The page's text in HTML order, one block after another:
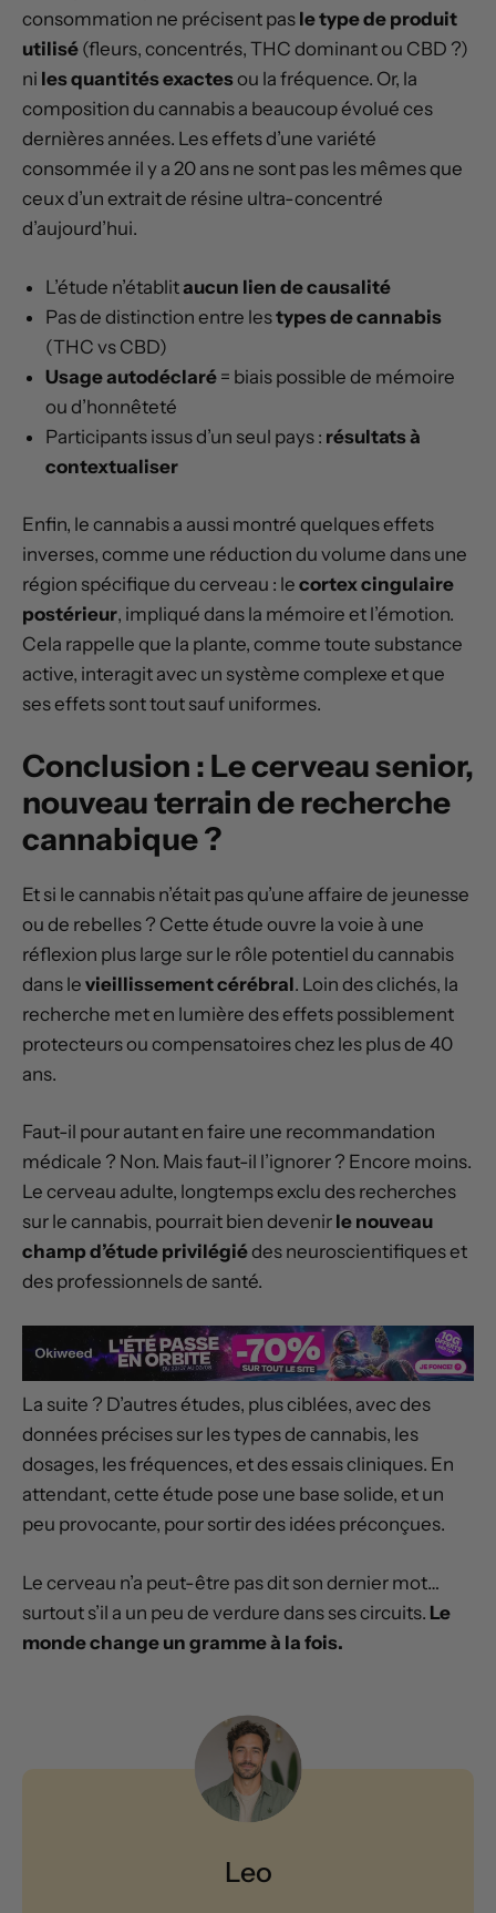
consommation ne précisent pas le type de produit
utilisé (fleurs, concentrés, THC dominant ou CBD ?)
ni les quantités exactesou la fréquence. Or, la
composition du cannabis a beaucoup évolué ces
dernières années. Les effets d’une variété
consommée il y a 20 ans ne sont pas les mêmes que
ceux d’un extrait de résine ultra-concentré
d’aujourd’hui.
L’étude n’établitaucun lien de causalité
Pas de distinction entre lestypes de cannabis
(THC vs CBD)
Usage autodéclaré = biais possible de mémoire
ou d’honnêteté
Participants issus d’un seul pays : résultats à
contextualiser
Enfin, le cannabis a aussi montré quelques effets
inverses, comme une réduction du volume dans une
région spécifique du cerveau : le cortex cingulaire
postérieur, impliqué dans la mémoire et l’émotion.
Cela rappelle que la plante, comme toute substance
active, interagit avec un système complexe et que
ses effets sont tout sauf uniformes.
Conclusion : Le cerveau senior,
nouveau terrain de recherche
cannabique ?
Et si le cannabis n’était pas qu’une affaire de jeunesse
ou de rebelles ? Cette étude ouvre la voie à une
réflexion plus large sur le rôle potentiel du cannabis
dans le vieillissement cérébral. Loin des clichés, la
recherche met en lumière des effets possiblement
protecteurs ou compensatoires chez les plus de 40
ans.
Faut-il pour autant en faire une recommandation
médicale ? Non. Mais faut-il l’ignorer ? Encore moins.
Le cerveau adulte, longtemps exclu des recherches
sur le cannabis, pourrait bien devenir le nouveau
champ d’étude privilégiédes neuroscientifiques et
des professionnels de santé.
La suite ? D’autres études, plus ciblées, avec des
données précises sur les types de cannabis, les
dosages, les fréquences, et des essais cliniques. En
attendant, cette étude pose une base solide, et un
peu provocante, pour sortir des idées préconçues.
Le cerveau n’a peut-être pas dit son dernier mot…
surtout s’il a un peu de verdure dans ses circuits. Le
monde change un gramme à la fois.
Leo